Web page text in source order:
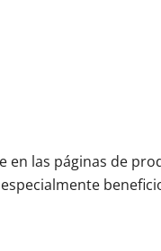
en las páginas de